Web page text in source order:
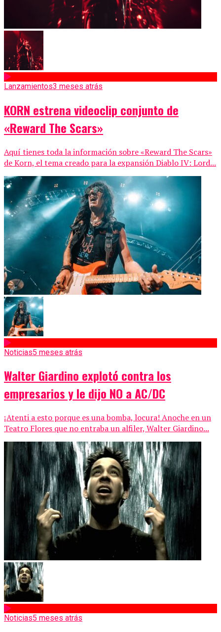
Lanzamientos3 meses atrás
KORN estrena videoclip conjunto de
«Reward The Scars»
Aquí tienes toda la información sobre «Reward The Scars»
de Korn, el tema creado para la expansión Diablo IV: Lord...
Noticias5 meses atrás
Walter Giardino explotó contra los
empresarios y le dijo NO a AC/DC
¡Atenti a esto porque es una bomba, locura! Anoche en un
Teatro Flores que no entraba un alfiler, Walter Giardino...
Noticias5 meses atrás